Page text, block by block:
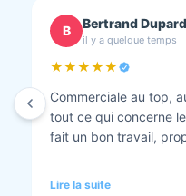
C chantal
il y a quelque temps
★★★★★
Isolation combles et
Travaux bien faits.
tout est nickel quand
Lire la suite